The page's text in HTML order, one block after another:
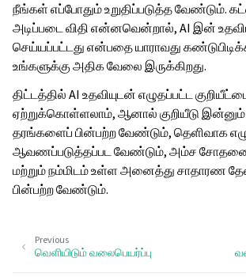
நீங்கள் எப்போதும் உறுதிப்படுத்த வேண்டும்.
அடிப்படை விதி என்னவென்றால், AI இன்
செய்யப்பட்டது என்பதை யாராவது
உங்களுக்கு அதிக வேலை இருக்கிறது.
திட்டத்தில் AI உதவியுடன் எழுதப்பட்ட
ஏற்றுக்கொள்ளலாம், ஆனால் குறியீடு இன்னும்
தரங்களைப் பின்பற்ற வேண்டும், தெளிவாக
ஆவணப்படுத்தப்பட வேண்டும், அம்ச
மற்றும் நம்மிடம் உள்ள அனைத்து சாதாரண
பின்பற்ற வேண்டும்.
Previous
வெளியிடும் வலைபெயர்ப்பு